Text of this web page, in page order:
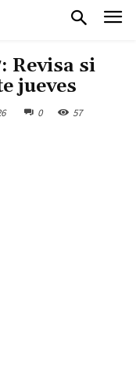
Revisa si
jueves
0 57